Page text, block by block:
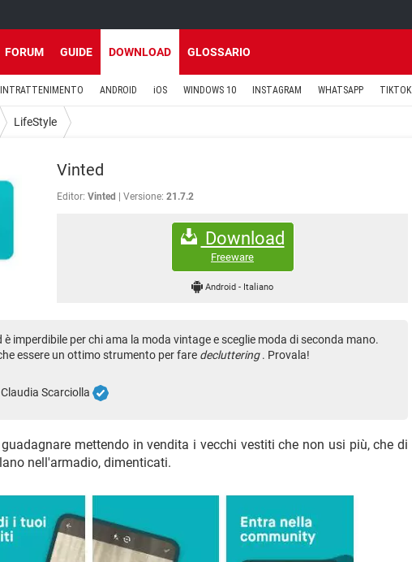
FORUM GUIDE DOWNLOAD GLOSSARIO
INTRATTENIMENTO ANDROID iOS WINDOWS 10 INSTAGRAM WHATSAPP TIKTOK
LifeStyle
Vinted
Editor: Vinted Versione: 21.7.2
Download
Freeware
Android- Italiano
è imperdibile per chi ama la moda vintage e sceglie moda di seconda mano.
essere un ottimo strumento per fare decluttering. Provala!
Claudia Scarciolla
mettendo in vendita i vecchi vestiti che non usi più, che di
nell'armadio, dimenticati.